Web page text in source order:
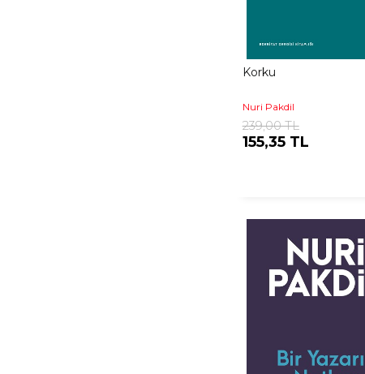
Korku
Nuri Pakdil
239,00 TL
155,35 TL